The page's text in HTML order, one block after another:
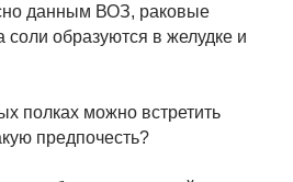
данным ВОЗ, раковые
соли образуются в желудке и
полках можно встретить
предпочесть?